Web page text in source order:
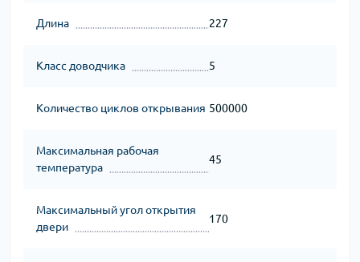
Длина 227
Класс доводчика 5
Количество циклов открывания 500000
Максимальная рабочая
температура
45
Максимальный угол открытия
двери
170